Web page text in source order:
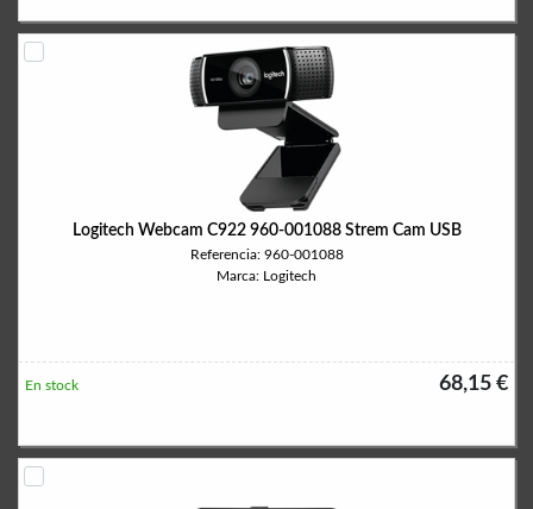
Logitech Webcam C922 960-001088 Strem Cam USB
Referencia: 960-001088
Marca: Logitech
68,15 €
En stock